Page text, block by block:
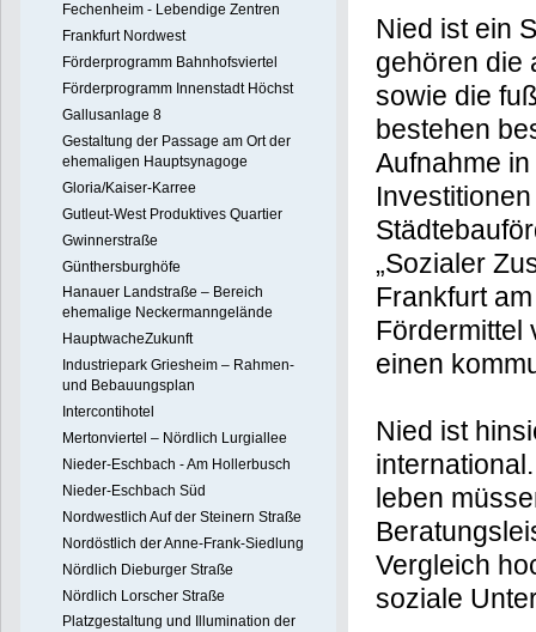
Fechenheim - Lebendige Zentren
Frankfurt Nordwest
Förderprogramm Bahnhofsviertel
Förderprogramm Innenstadt Höchst
Gallusanlage 8
Gestaltung der Passage am Ort der
ehemaligen Hauptsynagoge
Gloria/Kaiser-Karree
Gutleut-West Produktives Quartier
Gwinnerstraße
Günthersburghöfe
Hanauer Landstraße – Bereich
ehemalige Neckermanngelände
HauptwacheZukunft
Industriepark Griesheim – Rahmen-
und Bebauungsplan
Intercontihotel
Mertonviertel – Nördlich Lurgiallee
Nieder-Eschbach - Am Hollerbusch
Nieder-Eschbach Süd
Nordwestlich Auf der Steinern Straße
Nordöstlich der Anne-Frank-Siedlung
Nördlich Dieburger Straße
Nördlich Lorscher Straße
Platzgestaltung und Illumination der
Nied ist ein
gehören die
sowie die
bestehen
Aufnahme
„Sozialer
Frankfurt
Fördermittel
einen
Nied ist
leben
Vergleich
soziale